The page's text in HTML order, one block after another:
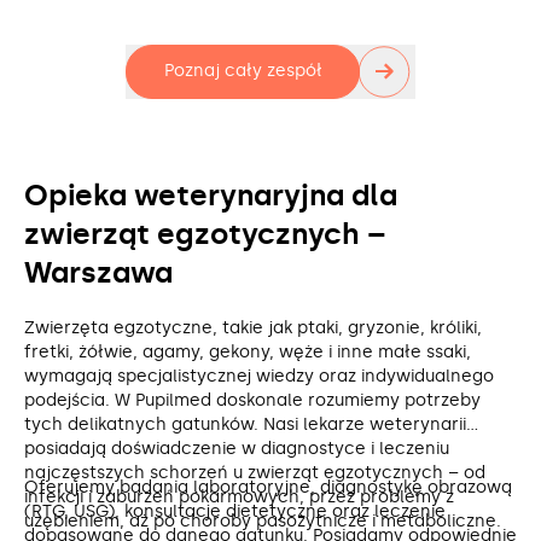
Poznaj cały zespół →
Opieka weterynaryjna dla
zwierząt egzotycznych –
Warszawa
Zwierzęta egzotyczne, takie jak ptaki, gryzonie, króliki,
fretki, żółwie, agamy, gekony, węże i inne małe ssaki,
wymagają specjalistycznej wiedzy oraz indywidualnego
podejścia. W Pupilmed doskonale rozumiemy potrzeby
tych delikatnych gatunków. Nasi lekarze weterynarii
posiadają doświadczenie w diagnostyce i leczeniu
najczęstszych schorzeń u zwierząt egzotycznych – od
infekcji i zaburzeń pokarmowych, przez problemy z
uzębieniem, aż po choroby pasożytnicze i metaboliczne.
Oferujemy badania laboratoryjne, diagnostykę obrazową
(RTG, USG), konsultacje dietetyczne oraz leczenie
dopasowane do danego gatunku. Posiadamy odpowiednie